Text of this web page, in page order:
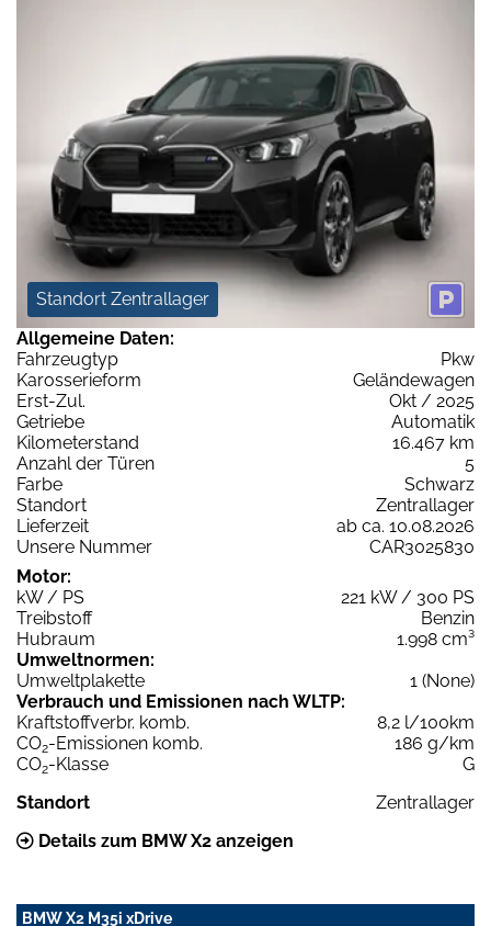
Standort Zentrallager
Allgemeine Daten:
Fahrzeugtyp
Pkw
Karosserieform
Geländewagen
Erst-Zul.
Okt / 2025
Getriebe
Automatik
Kilometerstand
16.467 km
Anzahl der Türen
5
Farbe
Schwarz
Standort
Zentrallager
Lieferzeit
ab ca. 10.08.2026
Unsere Nummer
CAR3025830
Motor:
kW / PS
221 kW / 300 PS
Treibstoff
Benzin
Hubraum
1.998 cm³
Umweltnormen:
Umweltplakette
1 (None)
Verbrauch und Emissionen nach WLTP:
Kraftstoffverbr. komb.
8,2 l/100km
CO2-Emissionen komb.
186 g/km
CO2-Klasse
G
Standort
Zentrallager
Details zum BMW X2 anzeigen
BMW X2 M35i xDrive